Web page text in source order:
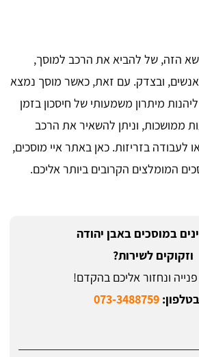
הזה, של להביא את הרכב למוסך,
ובצדק. עם זאת, כאשר מוסך נמצא
מיתרון משמעותי של חיסכון בזמן
ממושכות, וניתן להשאיר את הרכב
לעבודה בזריזות. כאן באתר איי מוסכים,
המומלצים הקרובים ביותר אליכם.
במוסכים באבן יהודה
וזקוקים לשירות?
ונחזור אליכם בהקדם!
073-3488759